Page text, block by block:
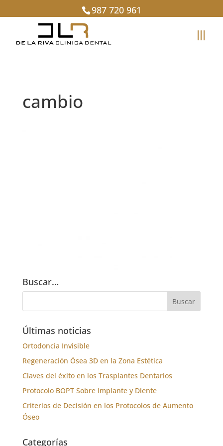
987 720 961
cambio
Buscar…
Últimas noticias
Ortodoncia Invisible
Regeneración Ósea 3D en la Zona Estética
Claves del éxito en los Trasplantes Dentarios
Protocolo BOPT Sobre Implante y Diente
Criterios de Decisión en los Protocolos de Aumento
Óseo
Categorías